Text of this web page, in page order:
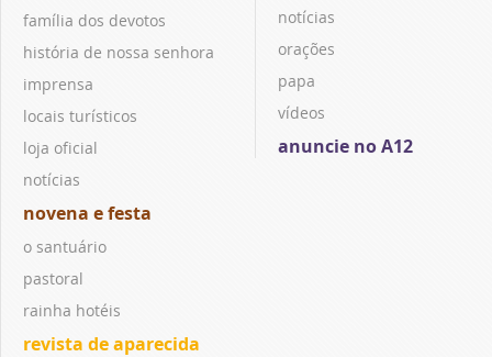
família dos devotos
história de nossa senhora
imprensa
locais turísticos
loja oficial
notícias
novena e festa
o santuário
pastoral
rainha hotéis
revista de aparecida
notícias
orações
papa
vídeos
anuncie no A12